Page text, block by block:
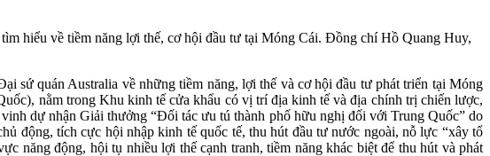
hiểu về tiềm năng lợi thế, cơ hội đầu tư tại Móng Cái. Đồng chí Hồ Quang Huy,
sứ quán Australia về những tiềm năng, lợi thế và cơ hội đầu tư phát triển tại Móng
nằm trong Khu kinh tế cửa khẩu có vị trí địa kinh tế và địa chính trị chiến lược,
dự nhận Giải thưởng “Đối tác ưu tú thành phố hữu nghị đối với Trung Quốc” do
động, tích cực hội nhập kinh tế quốc tế, thu hút đầu tư nước ngoài, nỗ lực “xây tổ
năng động, hội tụ nhiều lợi thế cạnh tranh, tiềm năng khác biệt để thu hút và phát